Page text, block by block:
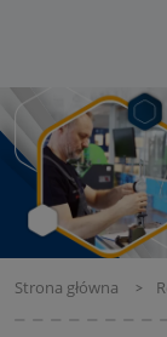
Strona główna